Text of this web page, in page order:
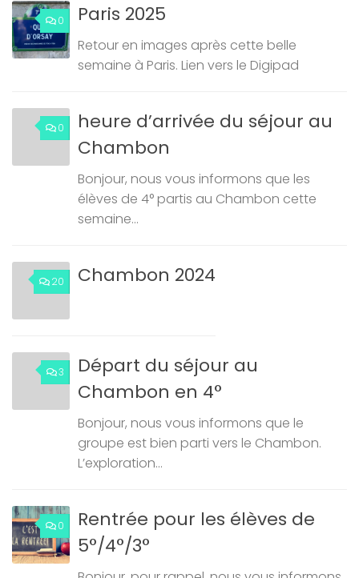
0 Paris 2025
Retour en images après cette belle
semaine à Paris. Lien vers le Digipad
0
heure d’arrivée du séjour au
Chambon
Bonjour, nous vous informons que les
élèves de 4° partis au Chambon cette
semaine...
20 Chambon 2024
3
Départ du séjour au
Chambon en 4°
Bonjour, nous vous informons que le
groupe est bien parti vers le Chambon.
L’exploration...
0
Rentrée pour les élèves de
5°/4°/3°